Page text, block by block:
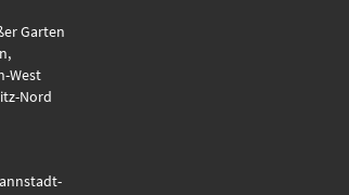
Garten
West
Nord